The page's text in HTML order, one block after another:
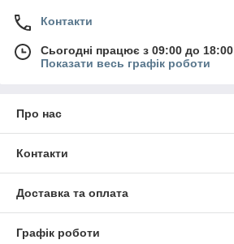
Контакти
Сьогодні працює з 09:00 до 18:00
Показати весь графік роботи
Про нас
Контакти
Доставка та оплата
Графік роботи